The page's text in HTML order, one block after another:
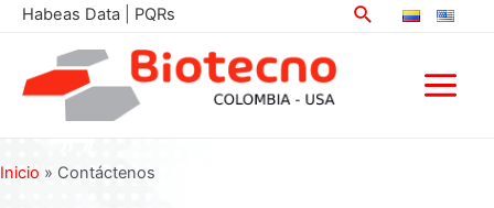
contenido
Habeas Data PQRs Buscar
Main
Inicio » Contáctenos